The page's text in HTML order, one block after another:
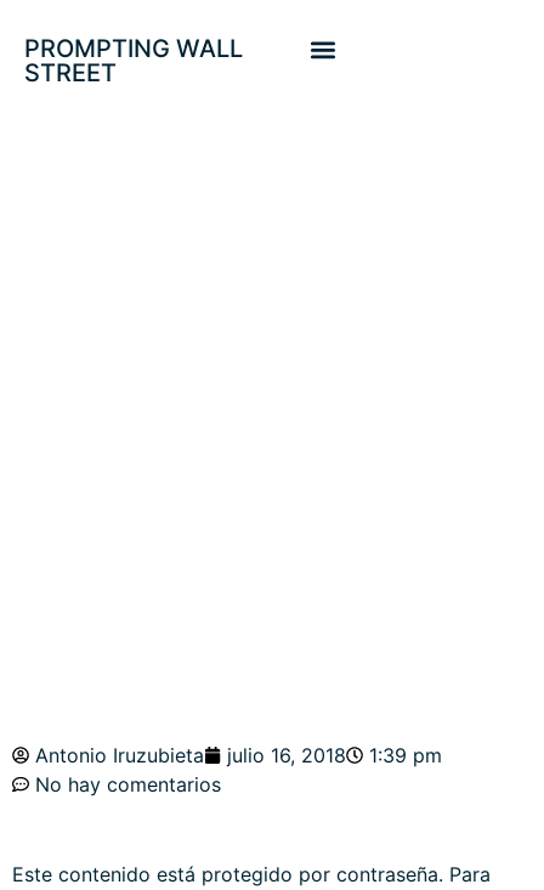
PROMPTING WALL
STREET
Antonio Iruzubieta julio 16, 2018
1:39 pm
No hay comentarios
Este contenido está protegido por contraseña. Para